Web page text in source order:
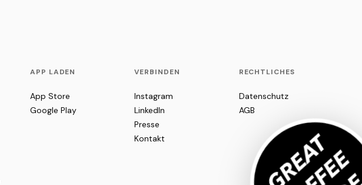
APP LADEN
App Store
Google Play
VERBINDEN
Instagram
LinkedIn
Presse
Kontakt
RECHTLICHES
Datenschutz
AGB